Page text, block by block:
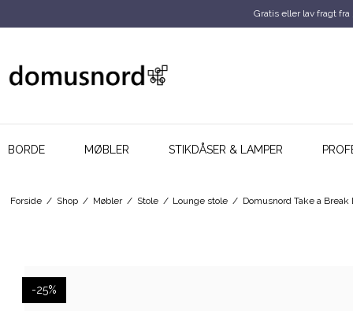
Gratis eller lav fragt fra
BORDE MØBLER STIKDÅSER & LAMPER
Forside / Shop / Møbler / Stole / Lounge stole / Domusnord Take a
-25%